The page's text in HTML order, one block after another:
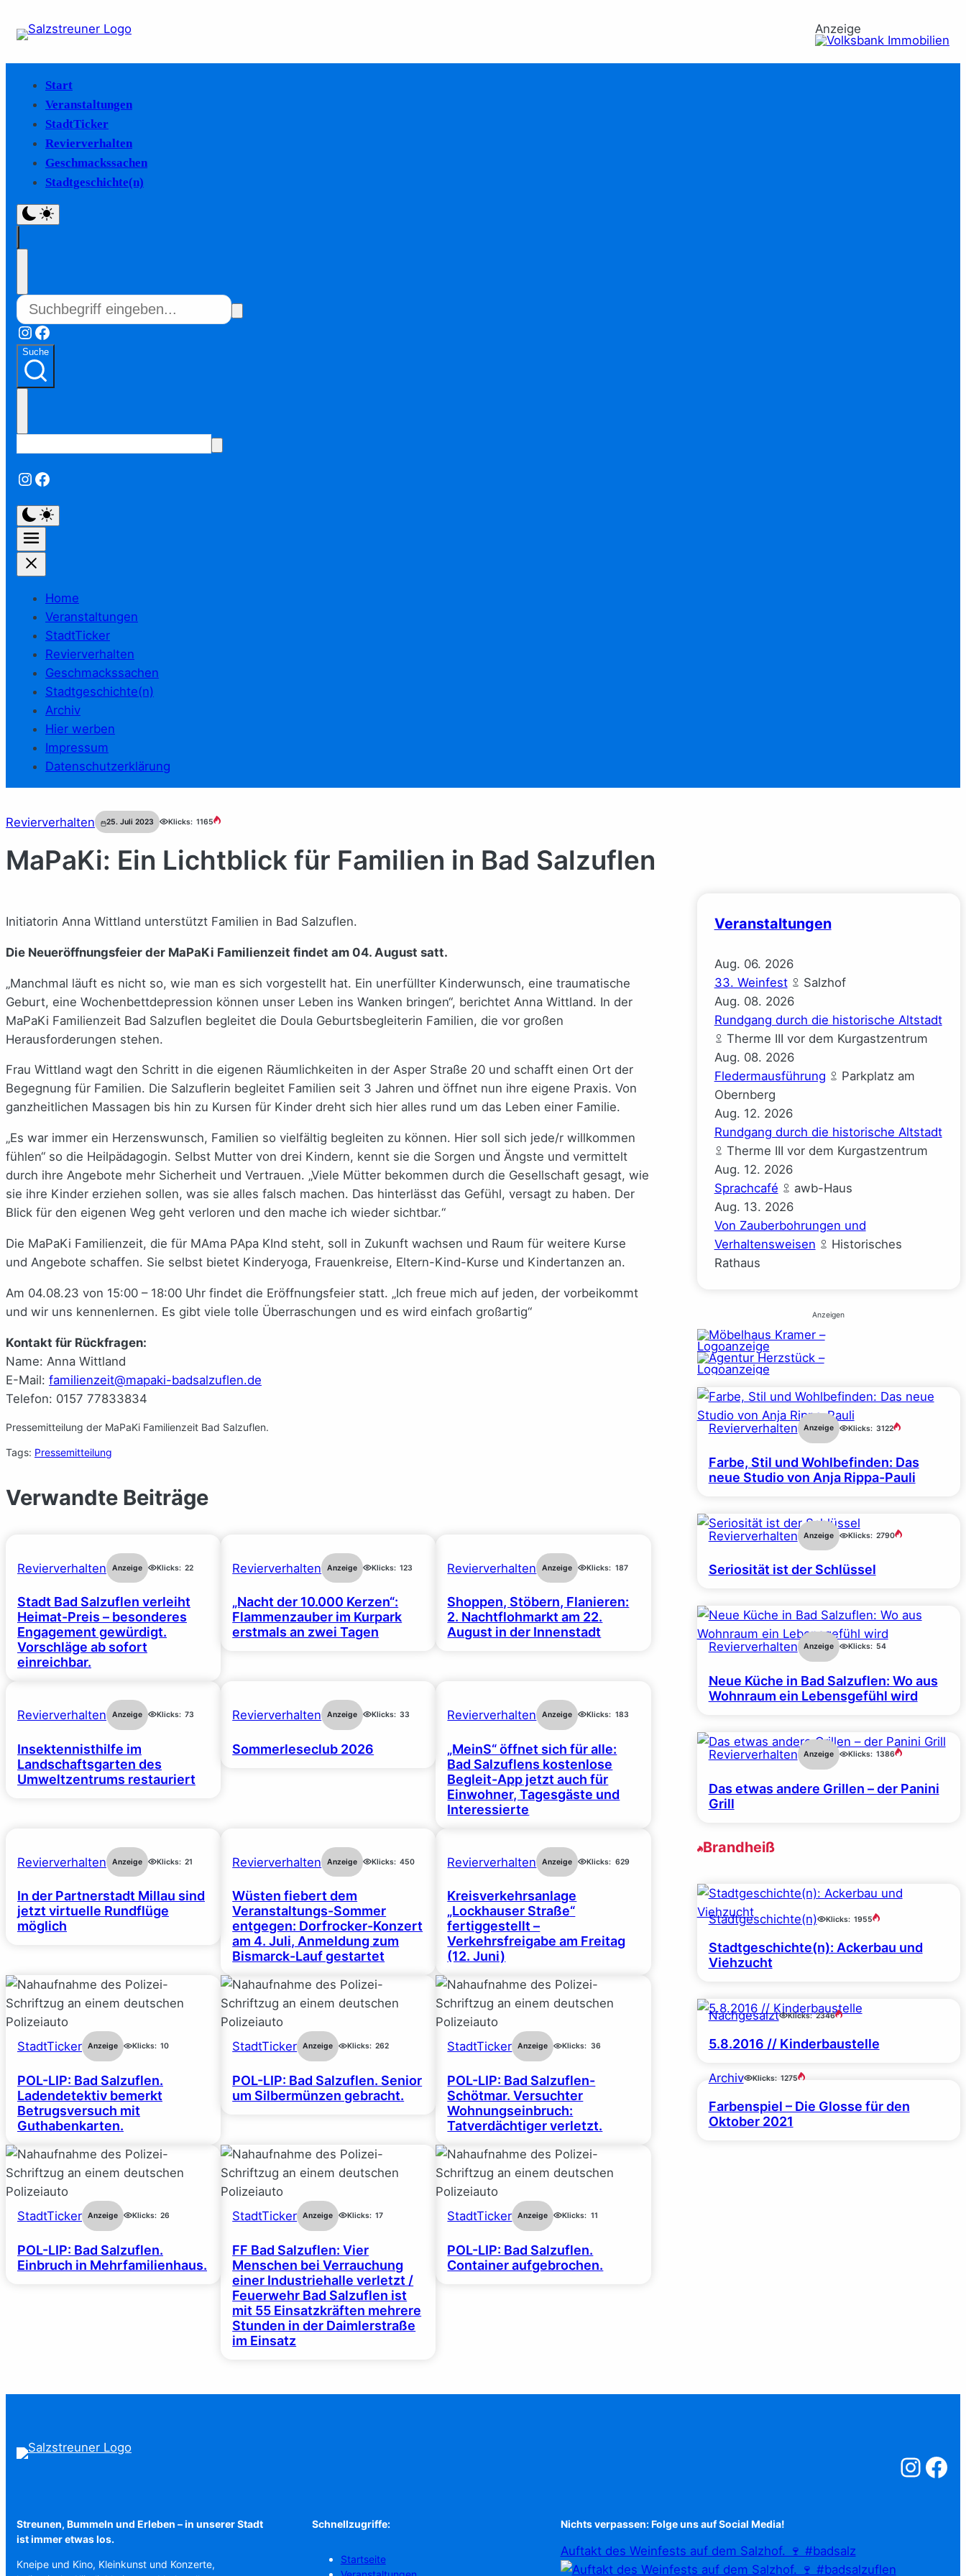
Anzeige
Start
Veranstaltungen
StadtTicker
Revierverhalten
Geschmackssachen
Stadtgeschichte(n)
Instagram
Facebook
Suche
Instagram
Facebook
Home
Veranstaltungen
StadtTicker
Revierverhalten
Geschmackssachen
Stadtgeschichte(n)
Archiv
Hier werben
Impressum
Datenschutzerklärung
Revierverhalten 25. Juli 2023 Klicks: 1165
MaPaKi: Ein Lichtblick für Familien in Bad Salzuflen
Initiatorin Anna Wittland unterstützt Familien in Bad Salzuflen.
Die Neueröffnungsfeier der MaPaKi Familienzeit findet am 04. August satt.
„Manchmal läuft es nicht so, wie man es sich vorgestellt hat. Ein unerfüllter Kinderwunsch, eine traumatische
Geburt, eine Wochenbettdepression können unser Leben ins Wanken bringen“, berichtet Anna Wittland. In der
MaPaKi Familienzeit Bad Salzuflen begleitet die Doula Geburtsbegleiterin Familien, die vor großen
Herausforderungen stehen.
Frau Wittland wagt den Schritt in die eigenen Räumlichkeiten in der Asper Straße 20 und schafft einen Ort der
Begegnung für Familien. Die Salzuflerin begleitet Familien seit 3 Jahren und öffnet nun ihre eigene Praxis. Von
ganzheitlichen Massagen bis hin zu Kursen für Kinder dreht sich hier alles rund um das Leben einer Familie.
„Es war immer ein Herzenswunsch, Familien so vielfältig begleiten zu können. Hier soll sich jede/r willkommen
fühlen“ so die Heilpädagogin. Selbst Mutter von drei Kindern, kennt sie die Sorgen und Ängste und vermittelt
durch ihre Angebote mehr Sicherheit und Vertrauen. „Viele Mütter bekommen durch die Gesellschaft gesagt, wie
sie ihre Kinder erziehen sollen, was sie alles falsch machen. Das hinterlässt das Gefühl, versagt zu haben. Der
Blick für den eigenen Weg geht verloren und den mache ich wieder sichtbar.“
Die MaPaKi Familienzeit, die für MAma PApa KInd steht, soll in Zukunft wachsen und Raum für weitere Kurse
und Angebote schaffen. Sie selbst bietet Kinderyoga, Frauenkreise, Eltern-Kind-Kurse und Kindertanzen an.
Am 04.08.23 von 15:00 – 18:00 Uhr findet die Eröffnungsfeier statt. „Ich freue mich auf jeden, der vorbeikommt
und wir uns kennenlernen. Es gibt viele tolle Überraschungen und es wird einfach großartig“
Kontakt für Rückfragen:
Name: Anna Wittland
E-Mail: familienzeit@mapaki-badsalzuflen.de
Telefon: 0157 77833834
Pressemitteilung der MaPaKi Familienzeit Bad Salzuflen.
Tags: Pressemitteilung
Verwandte Beiträge
Revierverhalten Anzeige Klicks: 22
Stadt Bad Salzuflen verleiht
Heimat-Preis – besonderes
Engagement gewürdigt.
Vorschläge ab sofort
einreichbar.
Revierverhalten Anzeige Klicks: 123
„Nacht der 10.000 Kerzen“:
Flammenzauber im Kurpark
erstmals an zwei Tagen
Revierverhalten Anzeige Klicks: 187
Shoppen, Stöbern, Flanieren:
2. Nachtflohmarkt am 22.
August in der Innenstadt
Revierverhalten Anzeige Klicks: 73
Insektennisthilfe im
Landschaftsgarten des
Umweltzentrums restauriert
Revierverhalten Anzeige Klicks: 33
Sommerleseclub 2026
Revierverhalten Anzeige Klicks: 183
„MeinS“ öffnet sich für alle:
Bad Salzuflens kostenlose
Begleit-App jetzt auch für
Einwohner, Tagesgäste und
Interessierte
Revierverhalten Anzeige Klicks: 21
In der Partnerstadt Millau sind
jetzt virtuelle Rundflüge
möglich
Revierverhalten Anzeige Klicks: 450
Wüsten fiebert dem
Veranstaltungs-Sommer
entgegen: Dorfrocker-Konzert
am 4. Juli, Anmeldung zum
Bismarck-Lauf gestartet
Revierverhalten Anzeige Klicks: 629
Kreisverkehrsanlage
„Lockhauser Straße“
fertiggestellt –
Verkehrsfreigabe am Freitag
(12. Juni)
StadtTicker Anzeige Klicks: 10
POL-LIP: Bad Salzuflen.
Ladendetektiv bemerkt
Betrugsversuch mit
Guthabenkarten.
StadtTicker Anzeige Klicks: 262
POL-LIP: Bad Salzuflen. Senior
um Silbermünzen gebracht.
StadtTicker Anzeige Klicks: 36
POL-LIP: Bad Salzuflen-
Schötmar. Versuchter
Wohnungseinbruch:
Tatverdächtiger verletzt.
StadtTicker Anzeige Klicks: 26
POL-LIP: Bad Salzuflen.
Einbruch in Mehrfamilienhaus.
StadtTicker Anzeige Klicks: 17
FF Bad Salzuflen: Vier
Menschen bei Verrauchung
einer Industriehalle verletzt /
Feuerwehr Bad Salzuflen ist
mit 55 Einsatzkräften mehrere
Stunden in der Daimlerstraße
im Einsatz
StadtTicker Anzeige Klicks: 11
POL-LIP: Bad Salzuflen.
Container aufgebrochen.
Veranstaltungen
Aug. 06. 2026
33. Weinfest
Salzhof
Aug. 08. 2026
Rundgang durch die historische Altstadt
Therme III vor dem Kurgastzentrum
Aug. 08. 2026
Fledermausführung
Parkplatz am
Obernberg
Aug. 12. 2026
Rundgang durch die historische Altstadt
Therme III vor dem Kurgastzentrum
Aug. 12. 2026
Sprachcafé
awb-Haus
Aug. 13. 2026
Von Zauberbohrungen und
Verhaltensweisen
Historisches
Rathaus
Anzeigen
Revierverhalten Anzeige Klicks: 3122
Farbe, Stil und Wohlbefinden: Das
neue Studio von Anja Rippa-Pauli
Revierverhalten Anzeige Klicks: 2790
Seriosität ist der Schlüssel
Revierverhalten Anzeige Klicks: 54
Neue Küche in Bad Salzuflen: Wo aus
Wohnraum ein Lebensgefühl wird
Revierverhalten Anzeige Klicks: 1386
Das etwas andere Grillen – der Panini
Grill
Brandheiß
Stadtgeschichte(n) Klicks: 1955
Stadtgeschichte(n): Ackerbau und
Viehzucht
Nachgesalzt Klicks: 2346
5.8.2016 // Kinderbaustelle
Archiv Klicks: 1275
Farbenspiel – Die Glosse für den
Oktober 2021
Salzstreuner
Streunen, Bummeln und Erleben – in unserer Stadt
ist immer etwas los.
Kneipe und Kino, Kleinkunst und Konzerte,
Schnellzugriffe:
Startseite
Nichts verpassen: Folge uns auf Social Media!
Auftakt des Weinfests auf dem Salzhof. 🍷 #badsalz